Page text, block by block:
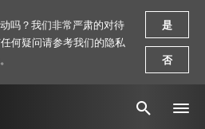
吗？我们非常严肃的对待
何疑问请参考我们的隐私
是
否